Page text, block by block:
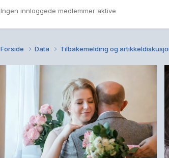
Ingen innloggede medlemmer aktive
Forside Data Tilbakemelding og